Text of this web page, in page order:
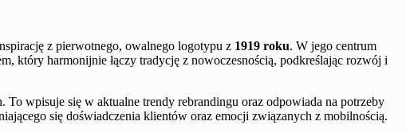
z pierwotnego, owalnego logotypu z 1919 roku. W jego centrum
który harmonijnie łączy tradycję z nowoczesnością, podkreślając rozwój i
wpisuje się w aktualne trendy rebrandingu oraz odpowiada na potrzeby
się doświadczenia klientów oraz emocji związanych z mobilnością.